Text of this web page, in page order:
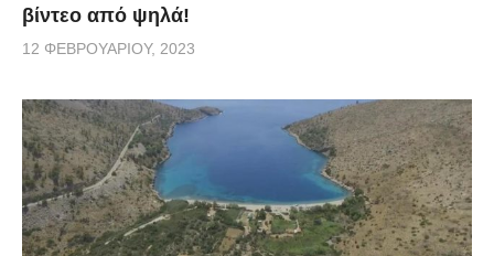
βίντεο από ψηλά!
12 ΦΕΒΡΟΥΑΡΊΟΥ, 2023